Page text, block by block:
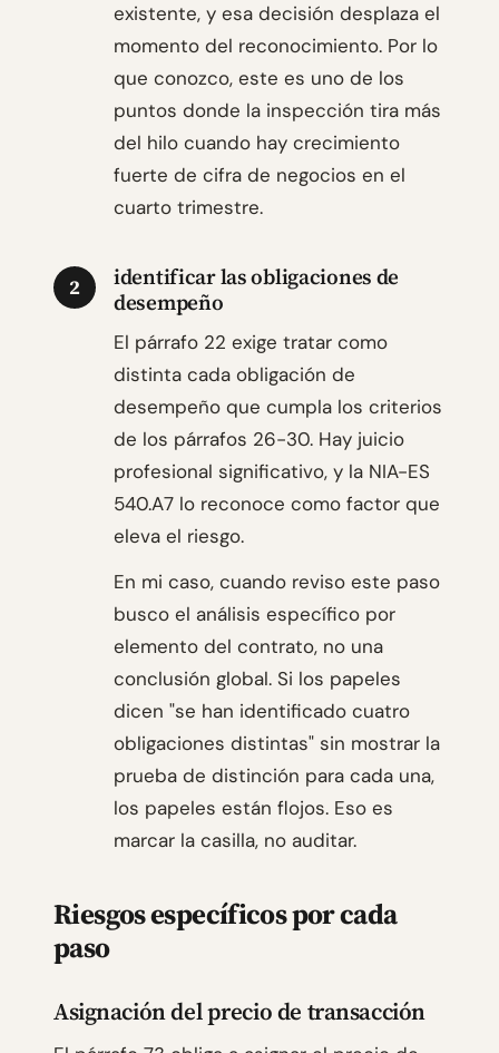
existente, y esa decisión desplaza el
momento del reconocimiento. Por lo
que conozco, este es uno de los
puntos donde la inspección tira más
del hilo cuando hay crecimiento
fuerte de cifra de negocios en el
cuarto trimestre.
2
identificar las obligaciones de
desempeño
El párrafo 22 exige tratar como
distinta cada obligación de
desempeño que cumpla los criterios
de los párrafos 26-30. Hay juicio
profesional significativo, y la NIA-ES
540.A7 lo reconoce como factor que
eleva el riesgo.
En mi caso, cuando reviso este paso
busco el análisis específico por
elemento del contrato, no una
conclusión global. Si los papeles
dicen "se han identificado cuatro
obligaciones distintas" sin mostrar la
prueba de distinción para cada una,
los papeles están flojos. Eso es
marcar la casilla, no auditar.
Riesgos específicos por cada
paso
Asignación del precio de transacción